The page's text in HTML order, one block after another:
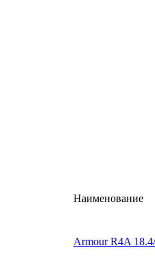
Наименование
Armour R4A